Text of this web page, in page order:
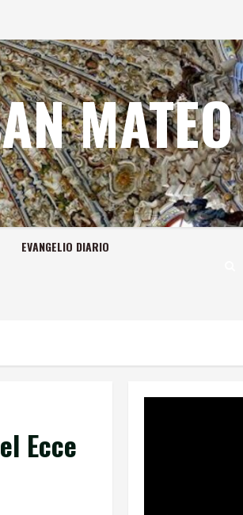
MATEO
EVANGELIO DIARIO
Ecce